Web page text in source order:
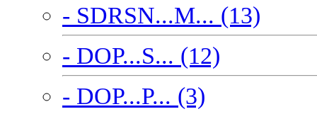
- SDRSN...M... (13)
- DOP...S... (12)
- DOP...P... (3)